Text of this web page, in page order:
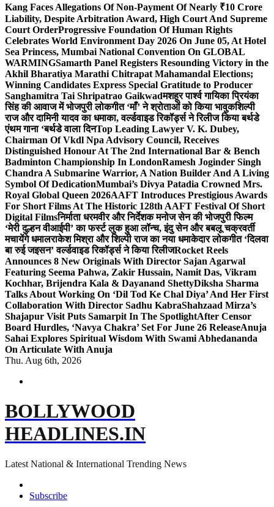
Kang Faces Allegations Of Non-Payment Of Nearly ₹10 Crore
Liability, Despite Arbitration Award, High Court And Supreme
Court OrderProgressive Foundation Of Human Rights
Celebrates World Environment Day 2026 On June 05, At Hotel
Sea Princess, Mumbai National Convention On GLOBAL
WARMINGSamarth Panel Registers Resounding Victory in the
Akhil Bharatiya Marathi Chitrapat Mahamandal Elections;
Winning Candidates Express Special Gratitude to Producer
Sanghamitra Tai Shripatrao Gaikwadमशहूर पार्श्व गायिका प्रियंका
सिंह की आवाज में भोजपुरी लोकगीत ‘माँ’ ने श्रोताओं को किया भावुकशिल्पी
राज और दामिनी यादव का धमाका, वर्ल्डवाइड रिकॉर्ड्स ने रिलीज किया बर्थडे
एंथम गाना ‘बर्थडे वाला दिनTop Leading Lawyer V. K. Dubey,
Chairman Of Vkdl Npa Advisory Council, Receives
Distinguished Honour At The 2nd International Bar & Bench
Badminton Championship In LondonRamesh Joginder Singh
Chandra A Submarine Warrior, A Nation Builder And A Living
Symbol Of DedicationMumbai’s Divya Patadia Crowned Mrs.
Royal Global Queen 2026AAFT Introduces Prestigious Awards
For Short Films At The Historic 128th AAFT Festival Of Short
Digital Filmsनिर्माता धरमवीर और निर्देशक मनोज सेन की भोजपुरी फिल्म
‘मेरी दुल्हन वीआईपी’ का फर्स्ट लुक हुआ लॉन्च, इंदु सेन और बबलू चक्रवर्ती
मचायेंगे धमालराकेश मिश्रा और शिल्पी राज का नया धमाकेदार लोकगीत ‘दिलवा
बा रुई जइसन’ वर्ल्डवाइड रिकॉर्ड्स ने किया रिलीजRocket Reels
Announces 8 New Originals With Director Sajan Agarwal
Featuring Seema Pahwa, Zakir Hussain, Namit Das, Vikram
Kochhar, Brijendra Kala & Dayanand ShettyDiksha Sharma
Talks About Working On ‘Dil Tod Ke Chal Diya’ And Her First
Collaboration With Director Sadhu KabraShahzaad Mirza’s
Shajapur Visit Puts Samarpit In The SpotlightAfter Censor
Board Hurdles, ‘Navya Chakra’ Set For June 26 ReleaseAnuja
Sahai Explores Spiritual Wisdom With Swami Abhedananda
On Articulate With Anuja
Thu. Aug 6th, 2026
BOLLYWOOD
HEADLINES.IN
Latest National & International Trending News
Subscribe